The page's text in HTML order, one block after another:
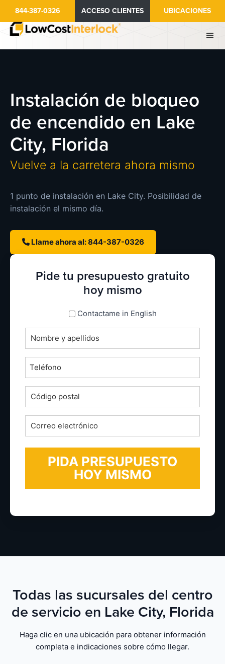
contenido
844-387-0326 ACCESO CLIENTES UBICACIONES
Instalación de bloqueo
de encendido en Lake
City, Florida
Vuelve a la carretera ahora mismo
1 punto de instalación en Lake City. Posibilidad de
instalación el mismo día.
Llame ahora al: 844-387-0326
Pide tu presupuesto gratuito
hoy mismo
espanol_espanolContactame in English
Nombre
completo
*Teléfono
Código
postal
*Correo
electrónico
*
Todas las sucursales del centro
de servicio en Lake City, Florida
Haga clic en una ubicación para obtener información
completa e indicaciones sobre cómo llegar.